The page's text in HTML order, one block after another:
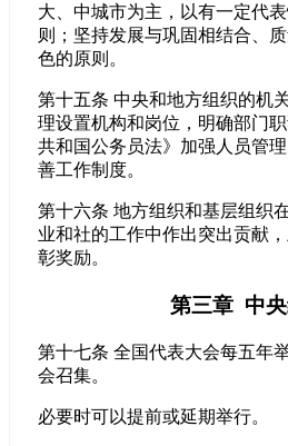
大、中城市为主，以有一定代
则；坚持发展与巩固相结合、
色的原则。
第十五条 中央和地方组织的机
理设置机构和岗位，明确部门
共和国公务员法》加强人员管
善工作制度。
第十六条 地方组织和基层组织
业和社的工作中作出突出贡献
彰奖励。
第三章 中
第十七条 全国代表大会每五年
会召集。
必要时可以提前或延期举行。